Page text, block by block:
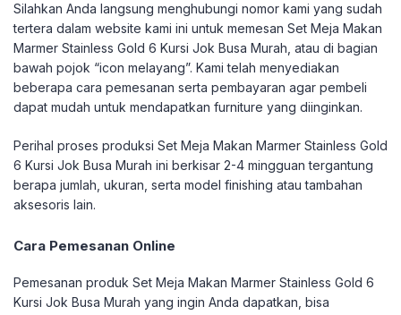
Silahkan Anda langsung menghubungi nomor kami yang sudah
tertera dalam website kami ini untuk memesan Set Meja Makan
Marmer Stainless Gold 6 Kursi Jok Busa Murah, atau di bagian
bawah pojok “icon melayang”. Kami telah menyediakan
beberapa cara pemesanan serta pembayaran agar pembeli
dapat mudah untuk mendapatkan furniture yang diinginkan.
Perihal proses produksi Set Meja Makan Marmer Stainless Gold
6 Kursi Jok Busa Murah ini berkisar 2-4 mingguan tergantung
berapa jumlah, ukuran, serta model finishing atau tambahan
aksesoris lain.
Cara Pemesanan Online
Pemesanan produk Set Meja Makan Marmer Stainless Gold 6
Kursi Jok Busa Murah yang ingin Anda dapatkan, bisa